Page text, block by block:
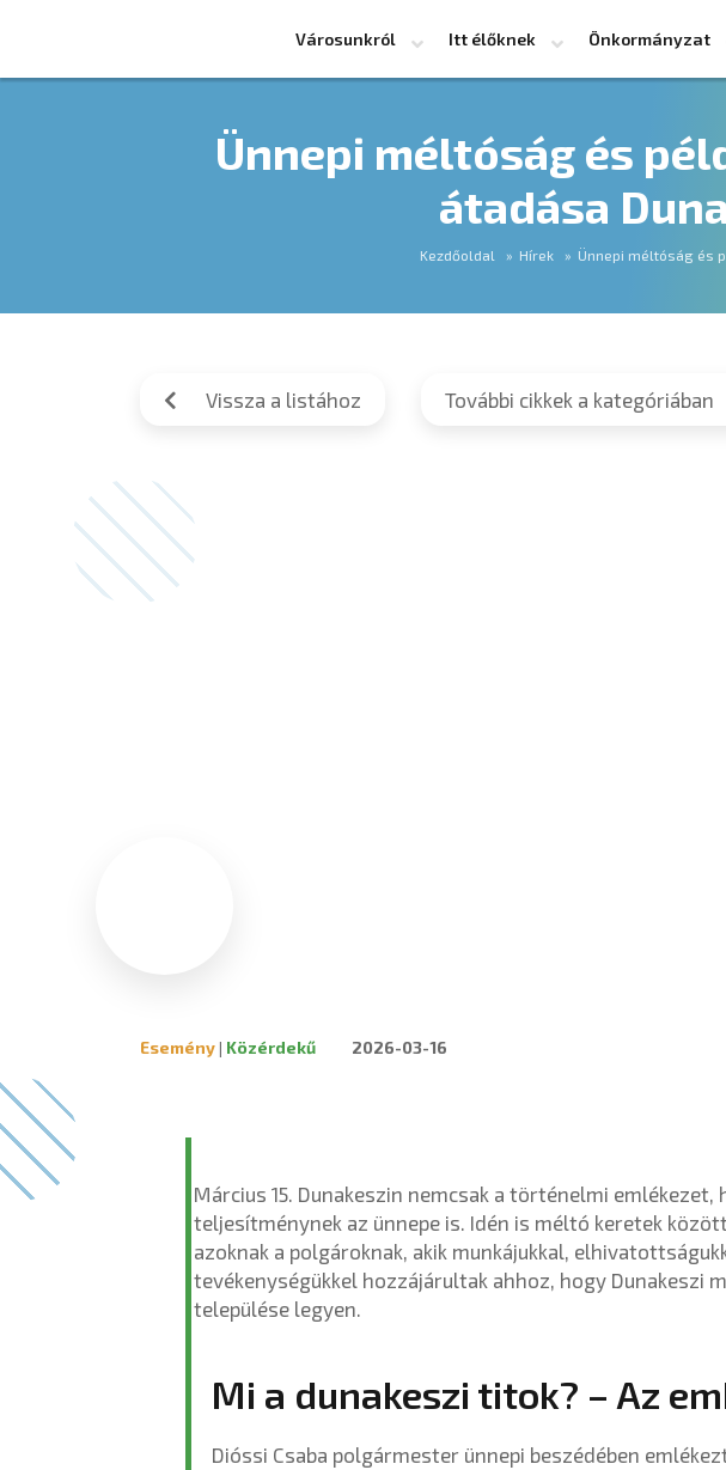
Városunkról Itt élőknek Önkormányzat
Ünnepi méltóság és
átadása
Kezdőoldal Hírek Ünnepi méltóság és
Vissza a listához További cikkek a kategóriában
Esemény| Közérdekű 2026-03-16
Március 15. Dunakeszin nemcsak a történelmi emlékezet,
teljesítménynek az ünnepe is. Idén is méltó keretek
azoknak a polgároknak, akik munkájukkal,
tevékenységükkel hozzájárultak ahhoz, hogy Dunakeszi
települése legyen.
Mi a dunakeszi titok? – Az
Dióssi Csaba polgármester ünnepi beszédében